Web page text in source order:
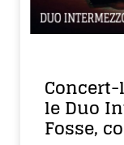
le Duo
Fosse,